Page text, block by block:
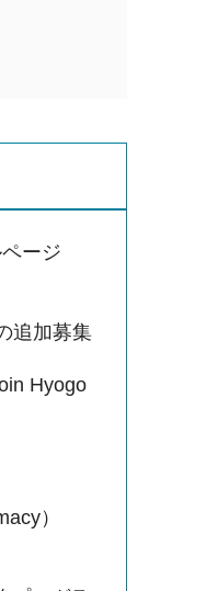
ージ
追加募集
Hyogo
）